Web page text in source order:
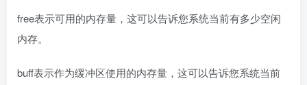
free表示可用的内存量，这可以告诉您系统当前有多少空闲
内存。
buff表示作为缓冲区使用的内存量，这可以告诉您系统当前